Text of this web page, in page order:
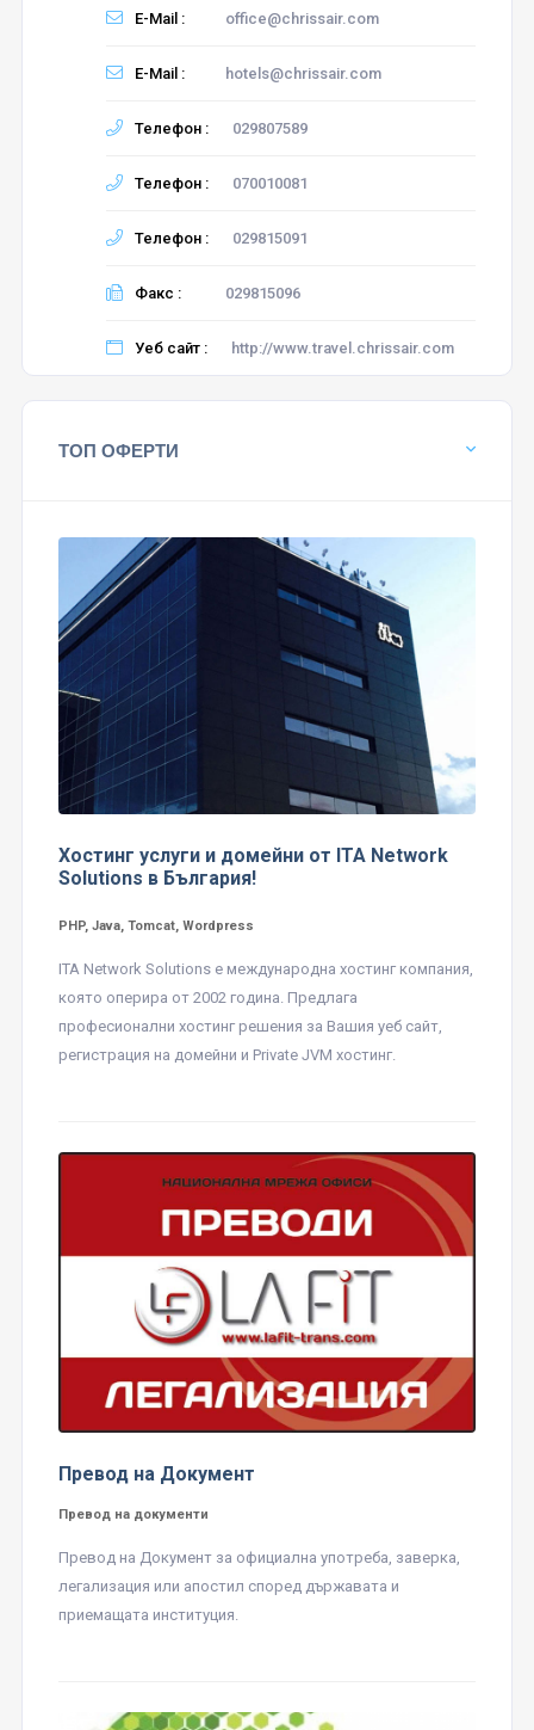
E-Mail : office@chrissair.com
E-Mail : hotels@chrissair.com
Телефон : 029807589
Телефон : 070010081
Телефон : 029815091
Факс : 029815096
Уеб сайт : http://www.travel.chrissair.com
ТОП ОФЕРТИ
Хостинг услуги и домейни от ITA Network
Solutions в България!
PHP, Java, Tomcat, Wordpress
ITA Network Solutions е международна хостинг компания,
която оперира от 2002 година. Предлага
професионални хостинг решения за Вашия уеб сайт,
регистрация на домейни и Private JVM хостинг.
Превод на Документ
Превод на документи
Превод на Документ за официална употреба, заверка,
легализация или апостил според държавата и
приемащата институция.